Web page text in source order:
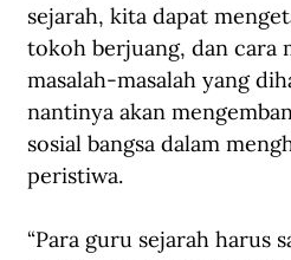
sejarah, kita dapat
tokoh berjuang, dan cara
masalah-masalah yang
nantinya akan
sosial bangsa dalam
peristiwa.
“Para guru sejarah harus